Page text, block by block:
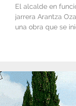
El alcalde en
jarrera Arantza
una obra que se